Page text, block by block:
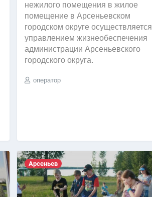
нежилого помещения в жилое
помещение в Арсеньевском
городском округе осуществляется
управлением жизнеобеспечения
администрации Арсеньевского
городского округа.
оператор
Арсеньев